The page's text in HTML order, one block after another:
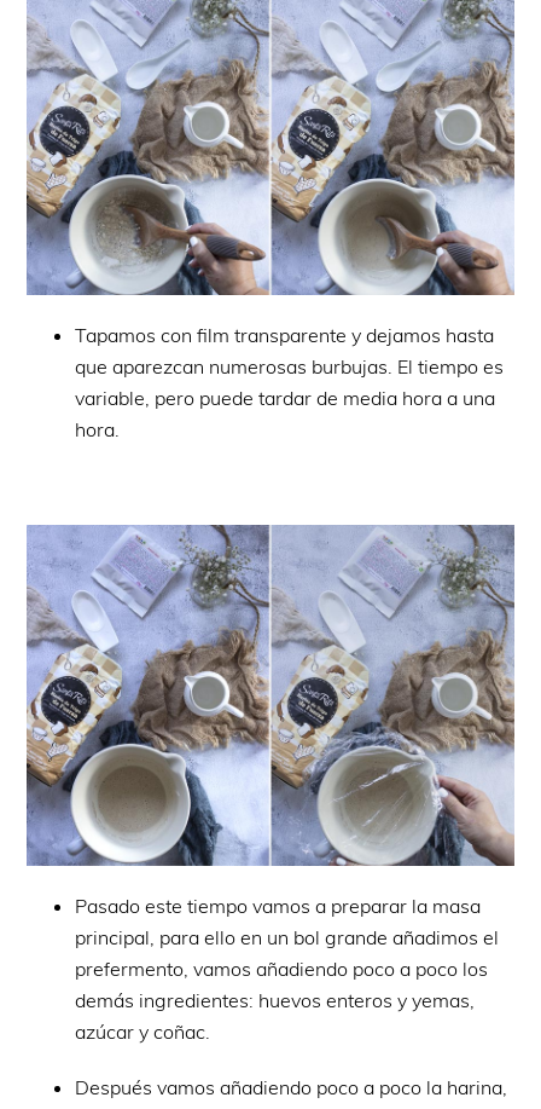
Tapamos con film transparente y dejamos hasta
que aparezcan numerosas burbujas. El tiempo es
variable, pero puede tardar de media hora a una
hora.
Pasado este tiempo vamos a preparar la masa
principal, para ello en un bol grande añadimos el
prefermento, vamos añadiendo poco a poco los
demás ingredientes: huevos enteros y yemas,
azúcar y coñac.
Después vamos añadiendo poco a poco la harina,